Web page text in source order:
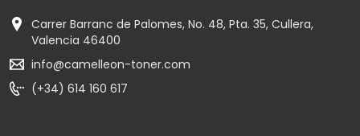
Carrer Barranc de Palomes, No. 48, Pta. 35, Cullera,
Valencia 46400
info@camelleon-toner.com
(+34) 614 160 617